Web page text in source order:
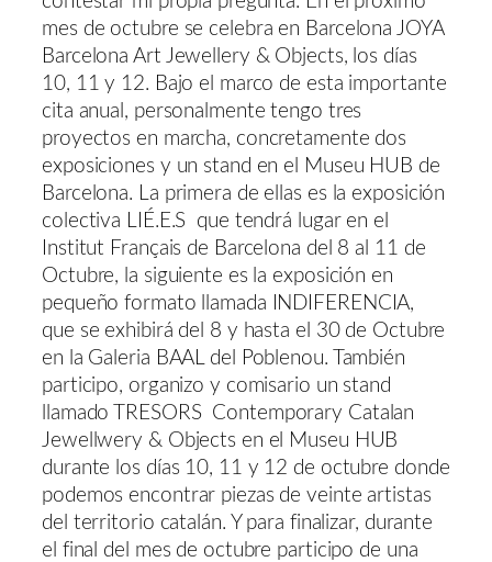
mes de octubre se celebra en Barcelona JOYA
Barcelona Art Jewellery & Objects, los días
10, 11 y 12. Bajo el marco de esta importante
cita anual, personalmente tengo tres
proyectos en marcha, concretamente dos
exposiciones y un stand en el Museu HUB de
Barcelona. La primera de ellas es la exposición
colectiva LIÉ.E.S que tendrá lugar en el
Institut Français de Barcelona del 8 al 11 de
Octubre, la siguiente es la exposición en
pequeño formato llamada INDIFERENCIA,
que se exhibirá del 8 y hasta el 30 de Octubre
en la Galeria BAAL del Poblenou. También
participo, organizo y comisario un stand
llamado TRESORS Contemporary Catalan
Jewellwery & Objects en el Museu HUB
durante los días 10, 11 y 12 de octubre donde
podemos encontrar piezas de veinte artistas
del territorio catalán. Y para finalizar, durante
el final del mes de octubre participo de una